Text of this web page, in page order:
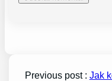
Previous post : Jak